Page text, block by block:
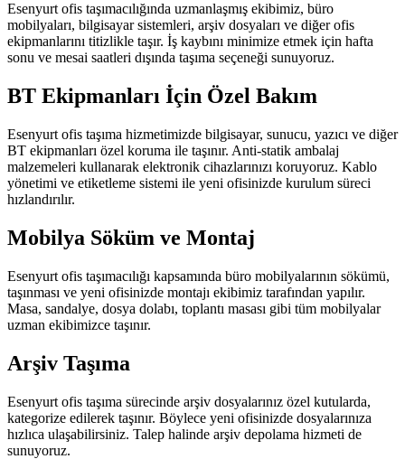
Esenyurt ofis taşımacılığında uzmanlaşmış ekibimiz, büro
mobilyaları, bilgisayar sistemleri, arşiv dosyaları ve diğer ofis
ekipmanlarını titizlikle taşır. İş kaybını minimize etmek için hafta
sonu ve mesai saatleri dışında taşıma seçeneği sunuyoruz.
BT Ekipmanları İçin Özel Bakım
Esenyurt ofis taşıma hizmetimizde bilgisayar, sunucu, yazıcı ve diğer
BT ekipmanları özel koruma ile taşınır. Anti-statik ambalaj
malzemeleri kullanarak elektronik cihazlarınızı koruyoruz. Kablo
yönetimi ve etiketleme sistemi ile yeni ofisinizde kurulum süreci
hızlandırılır.
Mobilya Söküm ve Montaj
Esenyurt ofis taşımacılığı kapsamında büro mobilyalarının sökümü,
taşınması ve yeni ofisinizde montajı ekibimiz tarafından yapılır.
Masa, sandalye, dosya dolabı, toplantı masası gibi tüm mobilyalar
uzman ekibimizce taşınır.
Arşiv Taşıma
Esenyurt ofis taşıma sürecinde arşiv dosyalarınız özel kutularda,
kategorize edilerek taşınır. Böylece yeni ofisinizde dosyalarınıza
hızlıca ulaşabilirsiniz. Talep halinde arşiv depolama hizmeti de
sunuyoruz.